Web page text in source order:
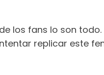
los fans lo son
replicar este